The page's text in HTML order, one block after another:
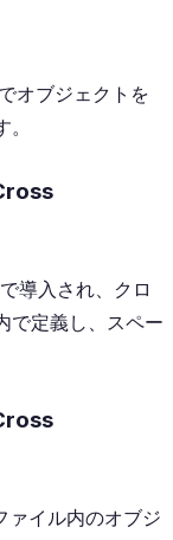
オブジェクトを
導入され、クロ
で定義し、スペー
ァイル内のオブジ